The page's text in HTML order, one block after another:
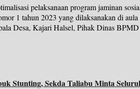
pelaksanaan program jaminan
1 tahun 2023 yang dilaksanakan di
Desa, Kajari Halsel, Pihak Dinas
Stunting, Sekda Taliabu Minta